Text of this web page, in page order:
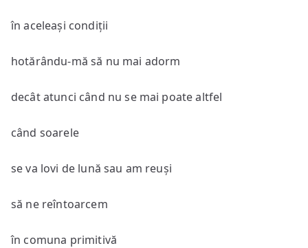
în aceleași condiții
hotărându-mă să nu mai adorm
decât atunci când nu se mai poate altfel
când soarele
se va lovi de lună sau am reuși
să ne reîntoarcem
în comuna primitivă